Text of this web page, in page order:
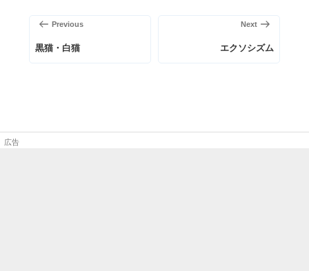
ビ
前
の
Previous
黒猫・白猫
Next
エクソシズム